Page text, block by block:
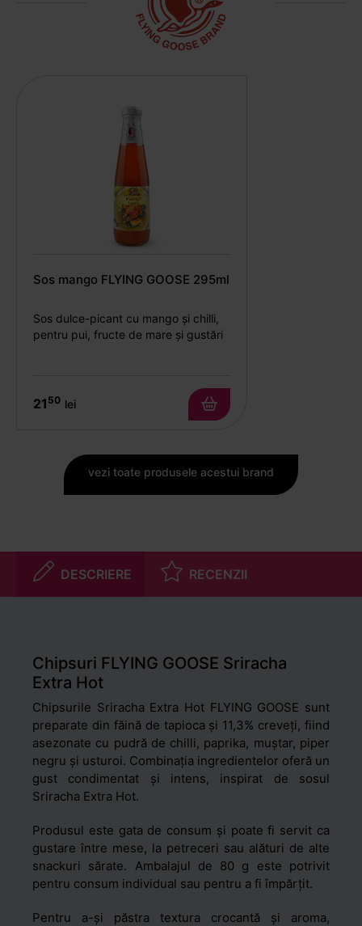
Sos mango FLYING GOOSE 295ml
Sos dulce-picant cu mango și chilli,
pentru pui, fructe de mare și gustări
21 50 lei
vezi toate produsele acestui brand
DESCRIERE RECENZII
Chipsuri FLYING GOOSE Sriracha
Extra Hot
Chipsurile Sriracha Extra Hot FLYING GOOSE sunt
preparate din făină de tapioca și 11,3% creveți, fiind
asezonate cu pudră de chilli, paprika, muștar, piper
negru și usturoi. Combinația ingredientelor oferă un
gust condimentat și intens, inspirat de sosul
Sriracha Extra Hot.
Produsul este gata de consum și poate fi servit ca
gustare între mese, la petreceri sau alături de alte
snackuri sărate. Ambalajul de 80 g este potrivit
pentru consum individual sau pentru a fi împărțit.
Pentru a-și păstra textura crocantă și aroma,